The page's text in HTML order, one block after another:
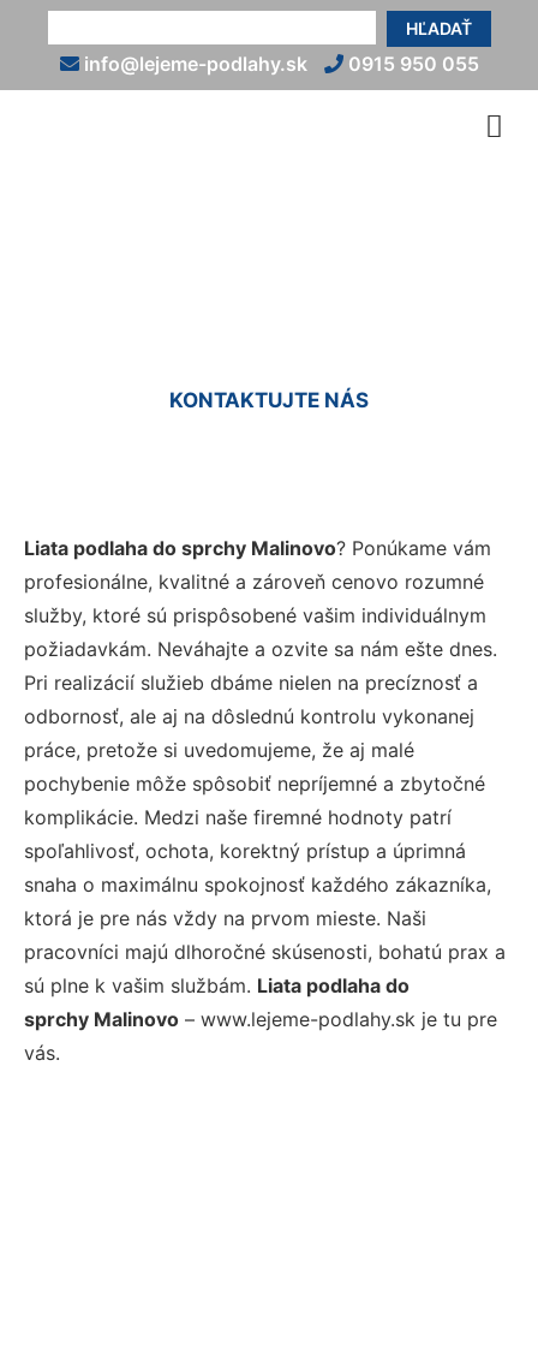
HĽADAŤ
info@lejeme-podlahy.sk 0915 950 055
KONTAKTUJTE NÁS
Liata podlaha do sprchy Malinovo? Ponúkame vám
profesionálne, kvalitné a zároveň cenovo rozumné
služby, ktoré sú prispôsobené vašim individuálnym
požiadavkám. Neváhajte a ozvite sa nám ešte dnes.
Pri realizácií služieb dbáme nielen na precíznosť a
odbornosť, ale aj na dôslednú kontrolu vykonanej
práce, pretože si uvedomujeme, že aj malé
pochybenie môže spôsobiť nepríjemné a zbytočné
komplikácie. Medzi naše firemné hodnoty patrí
spoľahlivosť, ochota, korektný prístup a úprimná
snaha o maximálnu spokojnosť každého zákazníka,
ktorá je pre nás vždy na prvom mieste. Naši
pracovníci majú dlhoročné skúsenosti, bohatú prax a
sú plne k vašim službám. Liata podlaha do
sprchy Malinovo – www.lejeme-podlahy.sk je tu pre
vás.